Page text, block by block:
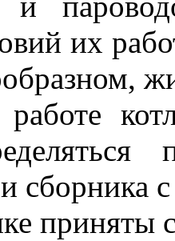
их
и сборника
приняты